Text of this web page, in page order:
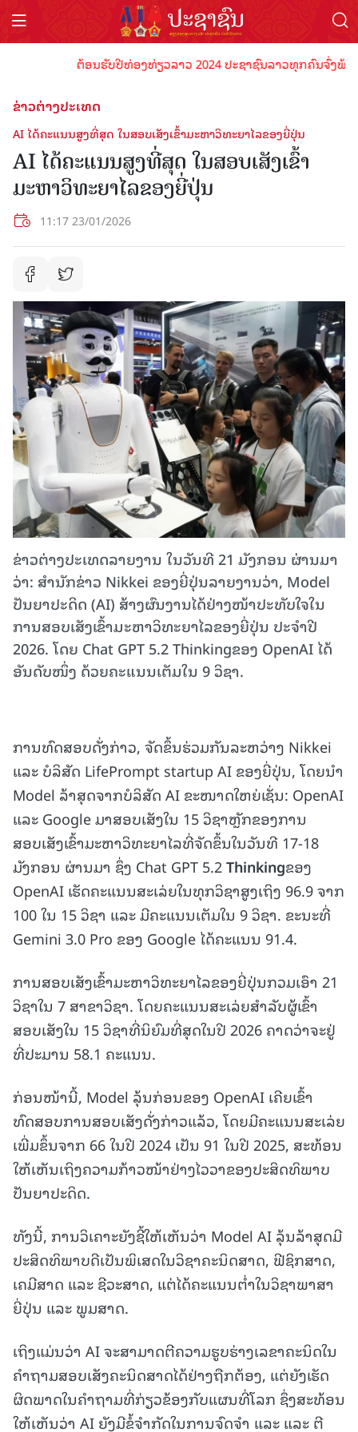
ຕ້ອນຮັບປີທ່ອງທ່ຽວລາວ 2024 ປະຊາຊົນລາວທຸກຄົນຈົ່ງພ້ອ
ຂ່າວຕ່າງປະເທດ
AI ໄດ້ຄະແນນສູງທີ່ສຸດ ໃນສອບເສັງເຂົ້າມະຫາວິທະຍາໄລຂອງຍີ່ປຸ່ນ
AI ໄດ້ຄະແນນສູງທີ່ສຸດ ໃນສອບເສັງເຂົ້າ
ມະຫາວິທະຍາໄລຂອງຍີ່ປຸ່ນ
11:17 23/01/2026
ຂ່າວຕ່າງປະເທດລາຍງານ ໃນວັນທີ 21 ມັງກອນ ຜ່ານມາ
ວ່າ: ສຳນັກຂ່າວ Nikkei ຂອງຍີ່ປຸ່ນລາຍງານວ່າ, Model
ປັນຍາປະດິດ (AI) ສ້າງຜົນງານໄດ້ຢ່າງໜ້າປະທັບໃຈໃນ
ການສອບເສັງເຂົ້າມະຫາວິທະຍາໄລຂອງຍີ່ປຸ່ນ ປະຈຳປີ
2026. ໂດຍ Chat GPT 5.2 Thinkingຂອງ OpenAI ໄດ້
ອັນດັບໜຶ່ງ ດ້ວຍຄະແນນເຕັມໃນ 9 ວິຊາ.
ການທົດສອບດັ່ງກ່າວ, ຈັດຂຶ້ນຮ່ວມກັນລະຫວ່າງ Nikkei
ແລະ ບໍລິສັດ LifePrompt startup AI ຂອງຍີ່ປຸ່ນ, ໂດຍນໍາ
Model ລ້າສຸດຈາກບໍລິສັດ AI ຂະໜາດໃຫຍ່ເຊັ່ນ: OpenAI
ແລະ Google ມາສອບເສັງໃນ 15 ວິຊາຫຼັກຂອງການ
ສອບເສັງເຂົ້າມະຫາວິທະຍາໄລທີ່ຈັດຂຶ້ນໃນວັນທີ 17-18
ມັງກອນ ຜ່ານມາ ຊຶ່ງ Chat GPT 5.2Thinkingຂອງ
OpenAI ເຮັດຄະແນນສະເລ່ຍໃນທຸກວິຊາສູງເຖິງ 96.9 ຈາກ
100 ໃນ 15 ວິຊາ ແລະ ມີຄະແນນເຕັມໃນ 9 ວິຊາ. ຂະນະທີ່
Gemini 3.0 Pro ຂອງ Google ໄດ້ຄະແນນ 91.4.
ການສອບເສັງເຂົ້າມະຫາວິທະຍາໄລຂອງຍີ່ປຸ່ນກວມເອົາ 21
ວິຊາໃນ 7 ສາຂາວິຊາ. ໂດຍຄະແນນສະເລ່ຍສຳລັບຜູ້ເຂົ້າ
ສອບເສັງໃນ 15 ວິຊາທີ່ນິຍົມທີ່ສຸດໃນປີ 2026 ຄາດວ່າຈະຢູ່
ທີ່ປະມານ 58.1 ຄະແນນ.
ກ່ອນໜ້ານີ້, Model ລຸ້ນກ່ອນຂອງ OpenAI ເຄີຍເຂົ້າ
ທົດສອບການສອບເສັງດັ່ງກ່າວແລ້ວ, ໂດຍມີຄະແນນສະເລ່ຍ
ເພີ່ມຂຶ້ນຈາກ 66 ໃນປີ 2024 ເປັນ 91 ໃນປີ 2025, ສະທ້ອນ
ໃຫ້ເຫັນເຖິງຄວາມກ້າວໜ້າຢ່າງໄວວາຂອງປະສິດທິພາບ
ປັນຍາປະດິດ.
ທັງນີ້, ການວິເຄາະຍັງຊີ້ໃຫ້ເຫັນວ່າ Model AI ລຸ້ນລ້າສຸດມີ
ປະສິດທິພາບດີເປັນພິເສດໃນວິຊາຄະນິດສາດ, ຟີຊິກສາດ,
ເຄມີສາດ ແລະ ຊີວະສາດ, ແຕ່ໄດ້ຄະແນນຕ່ຳໃນວິຊາພາສາ
ຍີ່ປຸ່ນ ແລະ ພູມສາດ.
ເຖິງແມ່ນວ່າ AI ຈະສາມາດຕີຄວາມຮູບຮ່າງເລຂາຄະນິດໃນ
ຄຳຖາມສອບເສັງຄະນິດສາດໄດ້ຢ່າງຖືກຕ້ອງ, ແຕ່ຍັງເຮັດ
ຜິດພາດໃນຄຳຖາມທີ່ກ່ຽວຂ້ອງກັບແຜນທີ່ໂລກ ຊຶ່ງສະທ້ອນ
ໃຫ້ເຫັນວ່າ AI ຍັງມີຂໍ້ຈຳກັດໃນການຈົດຈຳ ແລະ ແລະ ຕີ